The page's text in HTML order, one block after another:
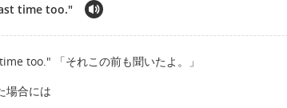
time too."
too." 「それこの前も聞いたよ。」
場合には